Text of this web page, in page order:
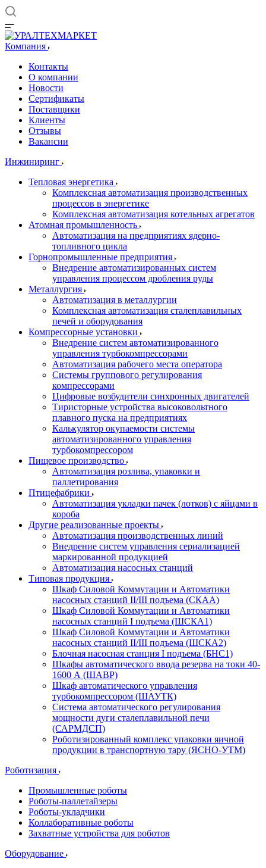
Компания
Контакты
О компании
Новости
Сертификаты
Поставщики
Клиенты
Отзывы
Вакансии
Инжиниринг
Тепловая энергетика
Комплексная автоматизация производственных
процессов в энергетике
Комплексная автоматизация котельных агрегатов
Атомная промышленность
Автоматизация на предприятиях ядерно-
топливного цикла
Горнопромышленные предприятия
Внедрение автоматизированных систем
управления процессом дробления руды
Металлургия
Автоматизация в металлургии
Комплексная автоматизация сталеплавильных
печей и оборудования
Компрессорные установки
Внедрение систем автоматизированного
управления турбокомпрессорами
Автоматизация рабочего места оператора
Системы группового регулирования
компрессорами
Цифровые возбудители синхронных двигателей
Тиристорные устройства высоковольтного
плавного пуска на предприятиях
Калькулятор окупаемости системы
автоматизированного управления
турбокомпрессором
Пищевое производство
Автоматизация розлива, упаковки и
паллетирования
Птицефабрики
Автоматизация укладки пачек (лотков) с яйцами в
короба
Другие реализованные проекты
Автоматизация производственных линий
Внедрение систем управления сериализацией
маркированной продукцией
Автоматизация насосных станций
Типовая продукция
Шкаф Силовой Коммутации и Автоматики
насосных станций II/III подъема (СКАА)
Шкаф Силовой Коммутации и Автоматики
насосных станций I подъема (ШСКА1)
Шкаф Силовой Коммутации и Автоматики
насосных станций II/III подъема (ШСКА2)
Блочная насосная станция I подъема (БНС1)
Шкафы автоматического ввода резерва на токи 40-
1600 А (ШАВР)
Шкаф автоматического управления
турбокомпрессором (ШАУТК)
Система автоматического регулирования
мощности дуги сталеплавильной печи
(САРМДСП)
Роботизированный комплекс упаковки яичной
продукции в транспортную тару (ЯСНО-УТМ)
Роботизация
Промышленные роботы
Роботы-паллетайзеры
Роботы-укладчики
Коллаборативные роботы
Захватные устройства для роботов
Оборудование